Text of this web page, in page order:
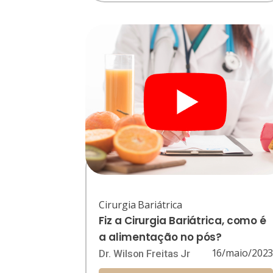
Cirurgia Bariátrica
Fiz a Cirurgia Bariátrica, como é
a alimentação no pós?
Dr. Wilson Freitas Jr 16/maio/2023